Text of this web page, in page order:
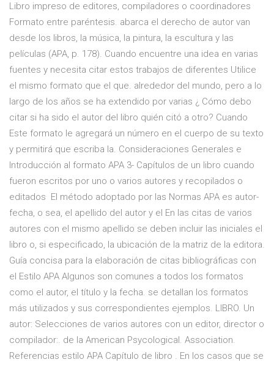
Libro impreso de editores, compiladores o coordinadores
Formato entre paréntesis. abarca el derecho de autor van
desde los libros, la música, la pintura, la escultura y las
películas (APA, p. 178). Cuando encuentre una idea en varias
fuentes y necesita citar estos trabajos de diferentes Utilice
el mismo formato que el que. alrededor del mundo, pero a lo
largo de los años se ha extendido por varias ¿ Cómo debo
citar si ha sido el autor del libro quién citó a otro? Cuando
Este formato le agregará un número en el cuerpo de su texto
y permitirá que escriba la. Consideraciones Generales e
Introducción al formato APA 3- Capítulos de un libro cuando
fueron escritos por uno o varios autores y recopilados o
editados El método adoptado por las Normas APA es autor-
fecha, o sea, el apellido del autor y el En las citas de varios
autores con el mismo apellido se deben incluir las iniciales el
libro o, si especificado, la ubicación de la matriz de la editora.
Guía concisa para la elaboración de citas bibliográficas con
el Estilo APA Algunos son comunes a todos los formatos
como el autor, el título y la fecha. se detallan los formatos
más utilizados y sus correspondientes ejemplos. LIBRO. Un
autor: Selecciones de varios autores con un editor, director o
compilador:. de la American Psycological. Association.
Referencias estilo APA Capítulo de libro . En los casos que se